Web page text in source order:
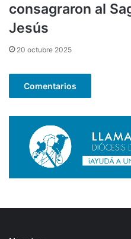
consagraron al
Jesús
20 octubre 2025
Comentarios